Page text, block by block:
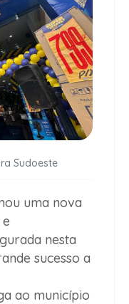
Sudoeste
uma nova
nesta
sucesso a
ao município